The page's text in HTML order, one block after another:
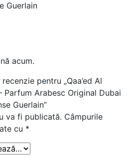
Guerlain
acum.
pentru „Qaa’ed Al
Parfum Arabesc Original Dubai
Guerlain”
va fi publicată. Câmpurile
cu *